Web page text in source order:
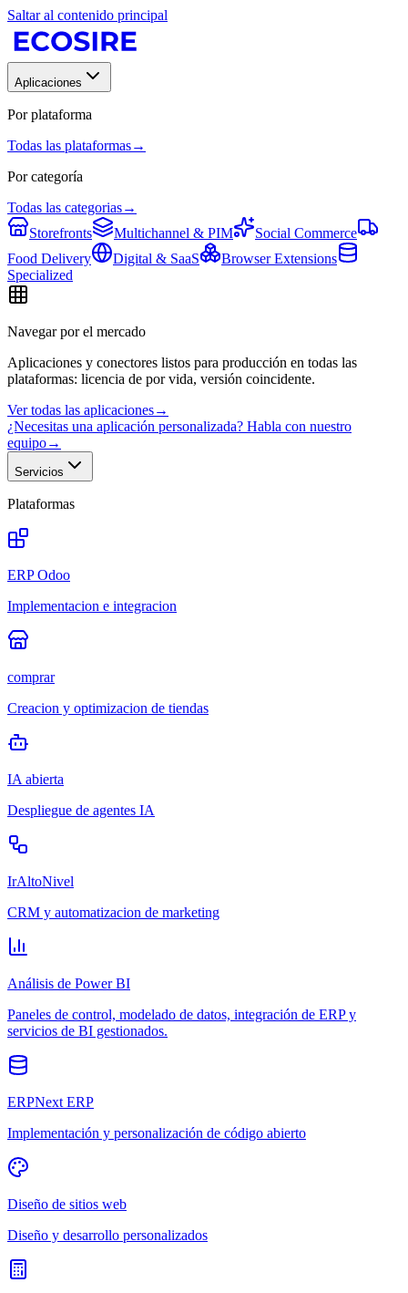
Saltar al contenido principal
Aplicaciones
Por plataforma
Todas las plataformas→
Por categoría
Todas las categorias→
Storefronts
Multichannel & PIM
Social Commerce
Food Delivery
Digital & SaaS
Browser Extensions
Specialized
Navegar por el mercado
Aplicaciones y conectores listos para producción en todas las
plataformas: licencia de por vida, versión coincidente.
Ver todas las aplicaciones→
¿Necesitas una aplicación personalizada? Habla con nuestro
equipo→
Servicios
Plataformas
ERP Odoo
Implementacion e integracion
comprar
Creacion y optimizacion de tiendas
IA abierta
Despliegue de agentes IA
IrAltoNivel
CRM y automatizacion de marketing
Análisis de Power BI
Paneles de control, modelado de datos, integración de ERP y
servicios de BI gestionados.
ERPNext ERP
Implementación y personalización de código abierto
Diseño de sitios web
Diseño y desarrollo personalizados